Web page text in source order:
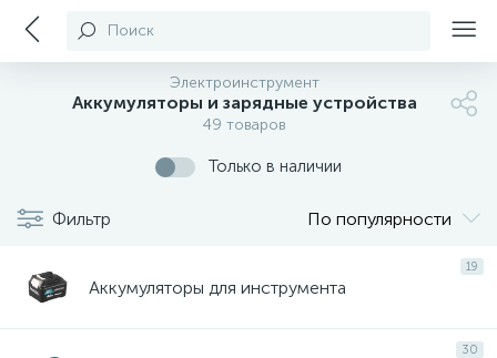
Поиск
Электроинструмент
Аккумуляторы и зарядные устройства
49 товаров
Только в наличии
Фильтр По популярности
19
Аккумуляторы для инструмента
30